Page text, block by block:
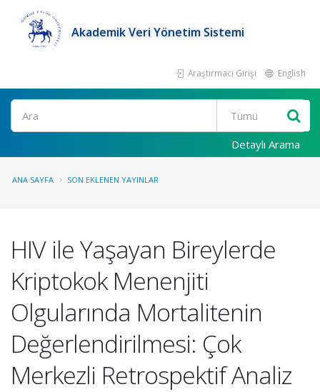
Akademik Veri Yönetim Sistemi
Araştırmacı Girişi English
Ara
Detaylı Arama
ANA SAYFA SON EKLENEN YAYINLAR
HIV ile Yaşayan Bireylerde
Kriptokok Menenjiti
Olgularında Mortalitenin
Değerlendirilmesi: Çok
Merkezli Retrospektif Analiz